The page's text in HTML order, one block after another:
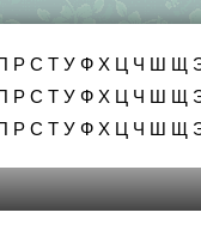
Р С Т У Ф Х Ц Ч Ш Щ
Р С Т У Ф Х Ц Ч Ш Щ
Р С Т У Ф Х Ц Ч Ш Щ